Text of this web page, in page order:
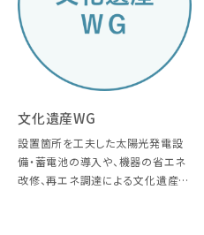
文化遺産WG
設置箇所を工夫した太陽光発電設
備・蓄電池の導入や、機器の省エネ
改修、再エネ調達による文化遺産